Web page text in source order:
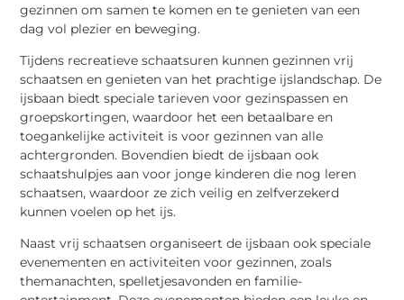
gezinnen om samen te komen en te genieten van een
dag vol plezier en beweging.
Tijdens recreatieve schaatsuren kunnen gezinnen vrij
schaatsen en genieten van het prachtige ijslandschap. De
ijsbaan biedt speciale tarieven voor gezinspassen en
groepskortingen, waardoor het een betaalbare en
toegankelijke activiteit is voor gezinnen van alle
achtergronden. Bovendien biedt de ijsbaan ook
schaatshulpjes aan voor jonge kinderen die nog leren
schaatsen, waardoor ze zich veilig en zelfverzekerd
kunnen voelen op het ijs.
Naast vrij schaatsen organiseert de ijsbaan ook speciale
evenementen en activiteiten voor gezinnen, zoals
themanachten, spelletjesavonden en familie-